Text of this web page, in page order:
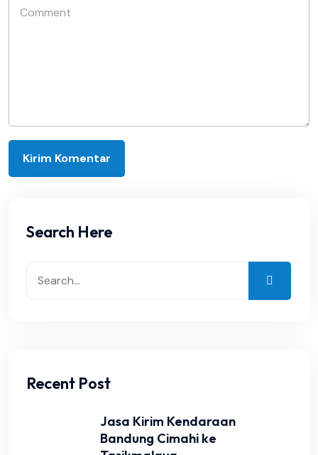
Search Here
Recent Post
Jasa Kirim Kendaraan
Bandung Cimahi ke